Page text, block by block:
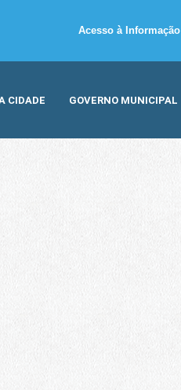
Acesso à Informação
CIDADE GOVERNO MUNICIPAL